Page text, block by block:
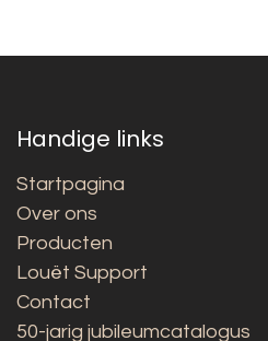
Handige links
Startpagina
Over ons
Producten
Louët Support
Contact
50-jarig jubileumcatalogus